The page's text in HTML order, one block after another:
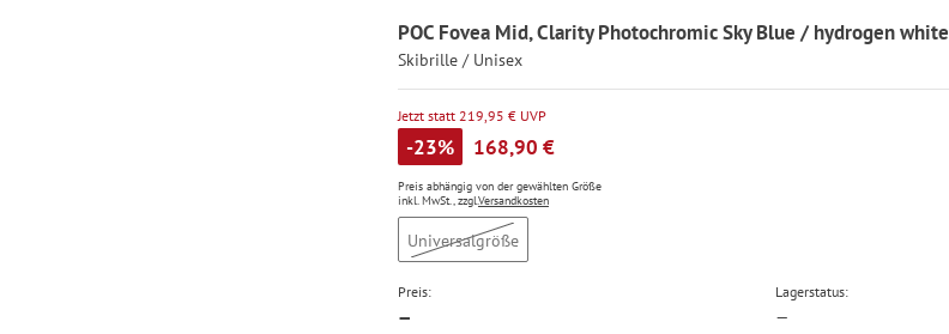
POC Fovea Mid, Clarity Photochromic Sky Blue / hydrogen white
Skibrille / Unisex
Jetzt statt 219,95 € UVP
-23% 168,90 €
Preis abhängig von der gewählten Größe
inkl. MwSt., zzgl.Versandkosten
Universalgröße
Preis:
—
Lagerstatus:
—